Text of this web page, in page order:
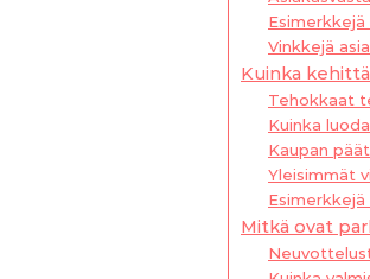
Vinkkejä
Kuinka
Tehokkaat
Kuinka
Kaupan
Yleisimmät
Mitkä ovat